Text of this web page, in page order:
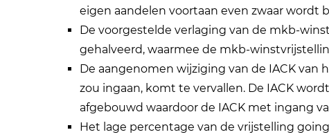
eigen aandelen voortaan even zwaar wordt
De voorgestelde verlaging van de mkb-
gehalveerd, waarmee de mkb-
De aangenomen wijziging van de IACK van
zou ingaan, komt te vervallen. De IACK
afgebouwd waardoor de IACK met ingang
Het lage percentage van de vrijstelling